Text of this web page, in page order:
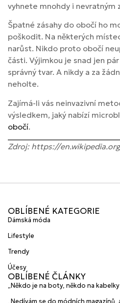
vyhnete mnohdy i nevratným
Špatné zásahy do obočí ho
poškodit. Na některých
narůst. Nikdo proto obočí
části. Výjimkou je snad jen
správný tvar. A nikdy a za
neholte.
Zajímá-li vás neinvazivní
výsledkem, jaký nabízí
obočí.
Zdroj: https://
OBLÍBENÉ KATEGORIE
Dámská móda
Lifestyle
Trendy
Účesy
OBLÍBENÉ ČLÁNKY
„Někdo je na boty, někdo na